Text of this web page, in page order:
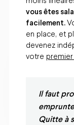
vous êtes
facilement.
en place, et
devenez
votre
Il faut
Quitte à